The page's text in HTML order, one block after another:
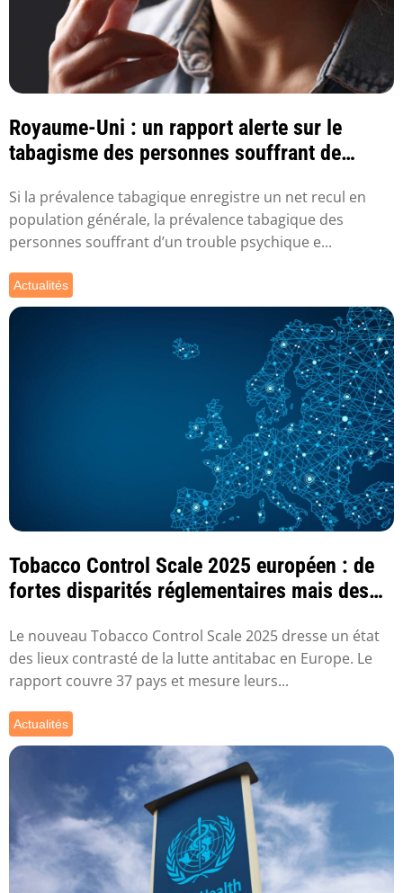
Royaume-Uni : un rapport alerte sur le
tabagisme des personnes souffrant de
Si la prévalence tabagique enregistre un net recul en
population générale, la prévalence tabagique des
personnes souffrant d’un trouble psychique e...
Actualités
Tobacco Control Scale 2025 européen : de
fortes disparités réglementaires mais des
Le nouveau Tobacco Control Scale 2025 dresse un état
des lieux contrasté de la lutte antitabac en Europe. Le
rapport couvre 37 pays et mesure leurs...
Actualités